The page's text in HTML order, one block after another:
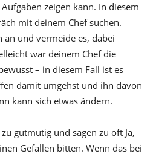
zeigen kann. In diesem
mit deinem Chef suchen.
und vermeide es, dabei
war deinem Chef die
– in diesem Fall ist es
damit umgehst und ihn davon
kann sich etwas ändern.
gutmütig und sagen zu oft Ja,
Gefallen bitten. Wenn das bei